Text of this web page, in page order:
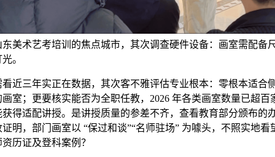
美术艺考培训的焦点城市，其次调查硬件设备：画室需配备
。
三年实正在数据，其次客不雅评估专业根本：零根本适合
室；更要核实能否为全职任教，2026 年各类画室数量已超百
得适配讲授。是讲授质量的参差不齐，查看教育部分颁布的
明，部门画室以 “保过和谈”“名师驻场” 为噱头，不照实地看
历证及登科案例？